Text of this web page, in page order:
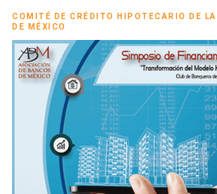
COMITÉ DE CRÉDITO HIPOTECARIO DE
DE MÉXICO